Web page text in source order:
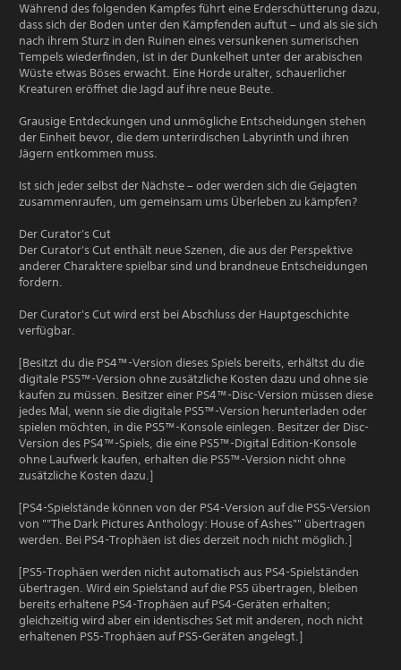
Während des folgenden Kampfes führt eine Erderschütterung dazu,
dass sich der Boden unter den Kämpfenden auftut – und als sie sich
nach ihrem Sturz in den Ruinen eines versunkenen sumerischen
Tempels wiederfinden, ist in der Dunkelheit unter der arabischen
Wüste etwas Böses erwacht. Eine Horde uralter, schauerlicher
Kreaturen eröffnet die Jagd auf ihre neue Beute.
Grausige Entdeckungen und unmögliche Entscheidungen stehen
der Einheit bevor, die dem unterirdischen Labyrinth und ihren
Jägern entkommen muss.
Ist sich jeder selbst der Nächste – oder werden sich die Gejagten
zusammenraufen, um gemeinsam ums Überleben zu kämpfen?
Der Curator's Cut
Der Curator's Cut enthält neue Szenen, die aus der Perspektive
anderer Charaktere spielbar sind und brandneue Entscheidungen
fordern.
Der Curator's Cut wird erst bei Abschluss der Hauptgeschichte
verfügbar.
[Besitzt du die PS4™-Version dieses Spiels bereits, erhältst du die
digitale PS5™-Version ohne zusätzliche Kosten dazu und ohne sie
kaufen zu müssen. Besitzer einer PS4™-Disc-Version müssen diese
jedes Mal, wenn sie die digitale PS5™-Version herunterladen oder
spielen möchten, in die PS5™-Konsole einlegen. Besitzer der Disc-
Version des PS4™-Spiels, die eine PS5™-Digital Edition-Konsole
ohne Laufwerk kaufen, erhalten die PS5™-Version nicht ohne
zusätzliche Kosten dazu.]
[PS4-Spielstände können von der PS4-Version auf die PS5-Version
von ""The Dark Pictures Anthology: House of Ashes"" übertragen
werden. Bei PS4-Trophäen ist dies derzeit noch nicht möglich.]
[PS5-Trophäen werden nicht automatisch aus PS4-Spielständen
übertragen. Wird ein Spielstand auf die PS5 übertragen, bleiben
bereits erhaltene PS4-Trophäen auf PS4-Geräten erhalten;
gleichzeitig wird aber ein identisches Set mit anderen, noch nicht
erhaltenen PS5-Trophäen auf PS5-Geräten angelegt.]